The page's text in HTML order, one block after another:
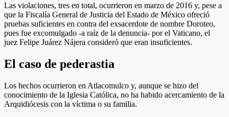
Las violaciones, tres en total, ocurrieron en marzo de 2016 y, pese a
que la Fiscalía General de Justicia del Estado de México ofreció
pruebas suficientes en contra del exsacerdote de nombre Doroteo,
pues fue excomulgado -a raíz de la denuncia- por el Vaticano, el
juez Felipe Juárez Nájera consideró que eran insuficientes.
El caso de pederastia
Los hechos ocurrieron en Atlacomulco y, aunque se hizo del
conocimiento de la Iglesia Católica, no ha habido acercamiento de la
Arquidiócesis con la víctima o su familia.